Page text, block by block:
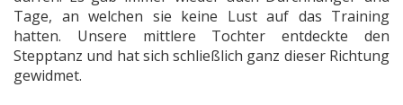
Tage, an welchen sie keine Lust auf das Training
hatten. Unsere mittlere Tochter entdeckte den
Stepptanz und hat sich schließlich ganz dieser Richtung
gewidmet.